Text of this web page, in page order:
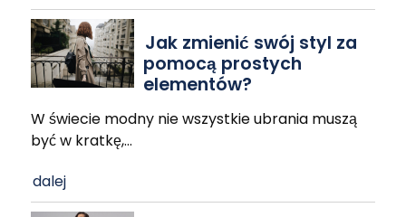
Jak zmienić swój styl za
pomocą prostych
elementów?
W świecie modny nie wszystkie ubrania muszą
być w kratkę,…
dalej